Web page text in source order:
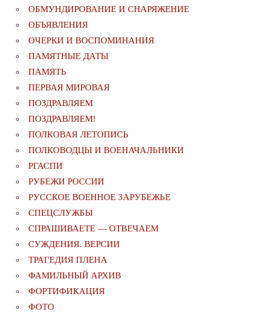
ОБМУНДИРОВАНИЕ И СНАРЯЖЕНИЕ
ОБЪЯВЛЕНИЯ
ОЧЕРКИ И ВОСПОМИНАНИЯ
ПАМЯТНЫЕ ДАТЫ
ПАМЯТЬ
ПЕРВАЯ МИРОВАЯ
ПОЗДРАВЛЯЕМ
ПОЗДРАВЛЯЕМ!
ПОЛКОВАЯ ЛЕТОПИСЬ
ПОЛКОВОДЦЫ И ВОЕНАЧАЛЬНИКИ
РГАСПИ
РУБЕЖИ РОССИИ
РУССКОЕ ВОЕННОЕ ЗАРУБЕЖЬЕ
СПЕЦСЛУЖБЫ
СПРАШИВАЕТЕ — ОТВЕЧАЕМ
СУЖДЕНИЯ. ВЕРСИИ
ТРАГЕДИЯ ПЛЕНА
ФАМИЛЬНЫЙ АРХИВ
ФОРТИФИКАЦИЯ
ФОТО